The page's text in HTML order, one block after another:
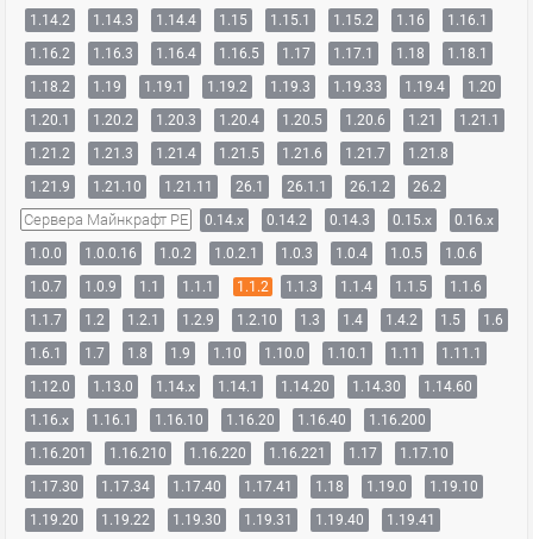
1.14.2
1.14.3 1.14.4 1.15 1.15.1 1.15.2 1.16
1.16.1
1.16.2
1.16.3 1.16.4 1.16.5 1.17 1.17.1 1.18
1.18.1
1.18.2
1.19 1.19.1 1.19.2 1.19.3 1.19.33 1.19.4
1.20
1.20.1
1.20.2 1.20.3 1.20.4 1.20.5 1.20.6 1.21
1.21.1
1.21.2
1.21.3 1.21.4 1.21.5 1.21.6 1.21.7
1.21.8
1.21.9
1.21.10 1.21.11 26.1 26.1.1 26.1.2 26.2
Сервера Майнкрафт PE 0.14.x 0.14.2 0.14.3 0.15.x
0.16.x
1.0.0
1.0.0.16 1.0.2 1.0.2.1 1.0.3 1.0.4 1.0.5
1.0.6
1.0.7
1.0.9 1.1 1.1.1 1.1.2 1.1.3 1.1.4 1.1.5
1.1.6
1.1.7
1.2 1.2.1 1.2.9 1.2.10 1.3 1.4 1.4.2 1.5
1.6
1.6.1
1.7 1.8 1.9 1.10 1.10.0 1.10.1 1.11
1.11.1
1.12.0
1.13.0 1.14.x 1.14.1 1.14.20 1.14.30
1.14.60
1.16.x
1.16.1 1.16.10 1.16.20 1.16.40
1.16.200
1.16.201
1.16.210 1.16.220 1.16.221 1.17
1.17.10
1.17.30
1.17.34 1.17.40 1.17.41 1.18 1.19.0
1.19.10
1.19.20
1.19.22 1.19.30 1.19.31 1.19.40
1.19.41